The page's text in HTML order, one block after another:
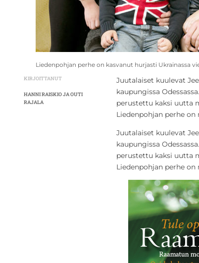
Liedenpohjan perhe on kasvanut hurjasti Ukrainassa
KIRJOITTANUT
HANNI RAISKIO JA OUTI
RAJALA
Juutalaiset kuulevat
kaupungissa
perustettu kaksi uutta
Liedenpohjan perhe on
Juutalaiset kuulevat
kaupungissa
perustettu kaksi uutta
Liedenpohjan perhe on